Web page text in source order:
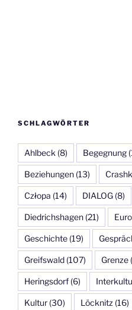
SCHLAGWÖRTER
Ahlbeck (8) Begegnung
Beziehungen(13)
Człopa (14) DIALOG(8)
Diedrichshagen(21)
Geschichte(19)
Greifswald(107) Grenze
Heringsdorf(6)
Kultur(30) Löcknitz (16)